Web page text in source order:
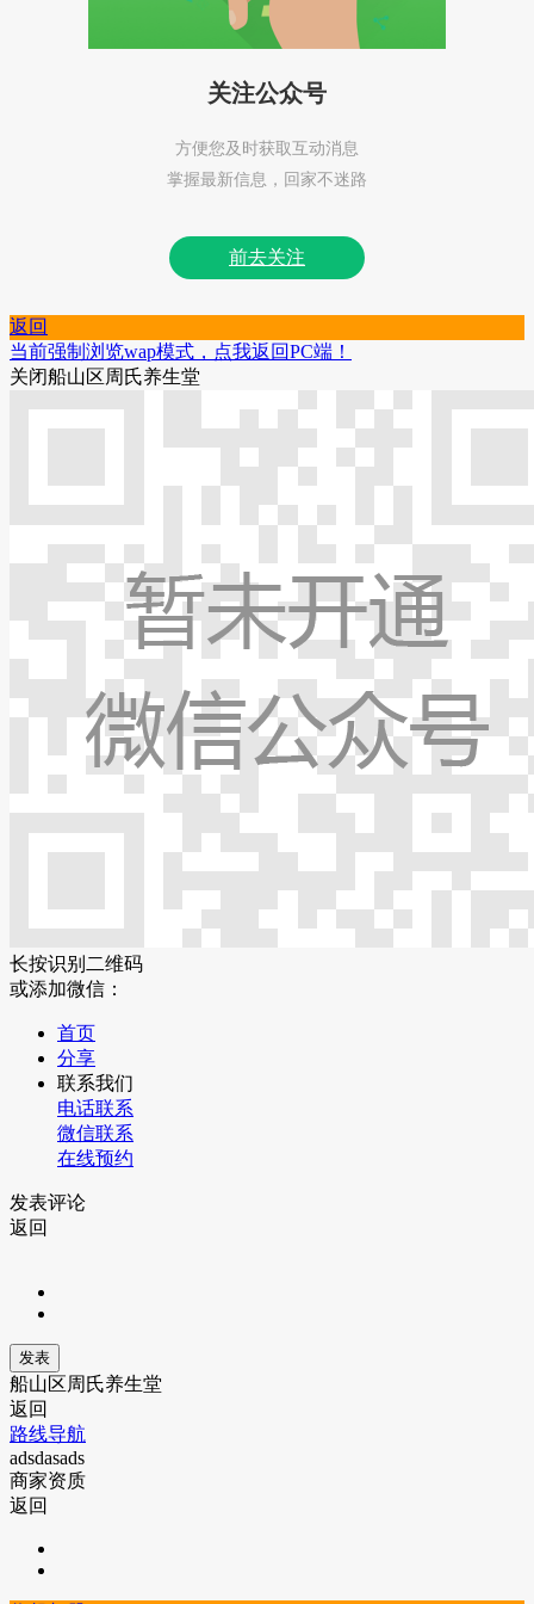
关注公众号
方便您及时获取互动消息
掌握最新信息，回家不迷路
前去关注
返回
当前强制浏览wap模式，点我返回PC端！
关闭船山区周氏养生堂
长按识别二维码
或添加微信：
首页
分享
联系我们
电话联系
微信联系
在线预约
发表评论
返回
船山区周氏养生堂
返回
路线导航
adsdasads
商家资质
返回